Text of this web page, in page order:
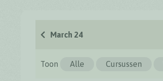
March 24
Toon Alle Cursussen